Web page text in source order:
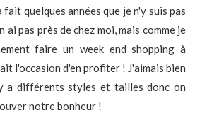
fait quelques années que je n'y suis pas
ai pas près de chez moi, mais comme je
faire un week end shopping à
l'occasion d'en profiter ! J'aimais bien
a différents styles et tailles donc on
notre bonheur !